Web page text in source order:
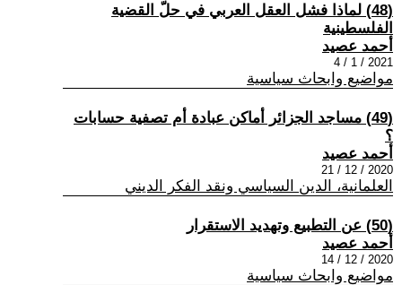
(48) لماذا فشل العقل العربي في حلّ القضية
الفلسطينية
أحمد عصيد
2021 / 1 / 4
مواضيع وابحاث سياسية
(49) مساجد الجزائر أماكن عبادة أم تصفية حسابات
؟
أحمد عصيد
2020 / 12 / 21
العلمانية، الدين السياسي ونقد الفكر الديني
(50) عن التطبيع وتهديد الاستقرار
أحمد عصيد
2020 / 12 / 14
مواضيع وابحاث سياسية